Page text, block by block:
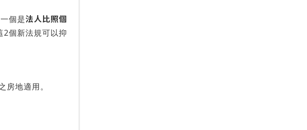
一個是法人比照個
個新法規可以抑
地適用。